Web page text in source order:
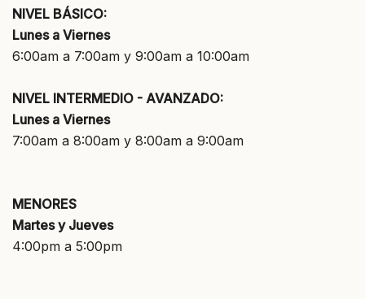
NIVEL BÁSICO:
Lunes a Viernes
6:00am a 7:00am y 9:00am a 10:00am
NIVEL INTERMEDIO - AVANZADO:
Lunes a Viernes
7:00am a 8:00am y 8:00am a 9:00am
MENORES
Martes y Jueves
4:00pm a 5:00pm